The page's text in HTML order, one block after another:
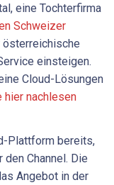
eine Tochterfirma
Schweizer
österreichische
einsteigen.
Cloud-Lösungen
hier nachlesen
Plattform bereits,
Channel. Die
Angebot in der